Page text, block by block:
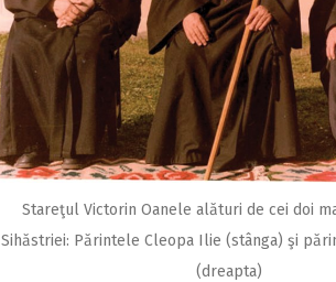
Stareţul Victorin Oanele alături de cei doi
Sihăstriei: Părintele Cleopa Ilie (stânga) şi
(dreapta)